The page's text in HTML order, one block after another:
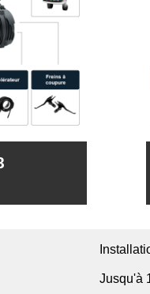
Jusqu'à